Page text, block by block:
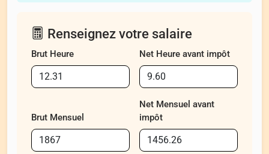
Renseignez votre salaire
Brut Heure Net Heure avant impôt
Brut Mensuel
Net Mensuel avant
impôt